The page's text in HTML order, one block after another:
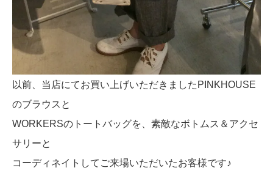
以前、当店にてお買い上げいただきましたPINKHOUSE
のブラウスと
WORKERSのトートバッグを、素敵なボトムス＆アクセ
サリーと
コーディネイトしてご来場いただいたお客様です♪